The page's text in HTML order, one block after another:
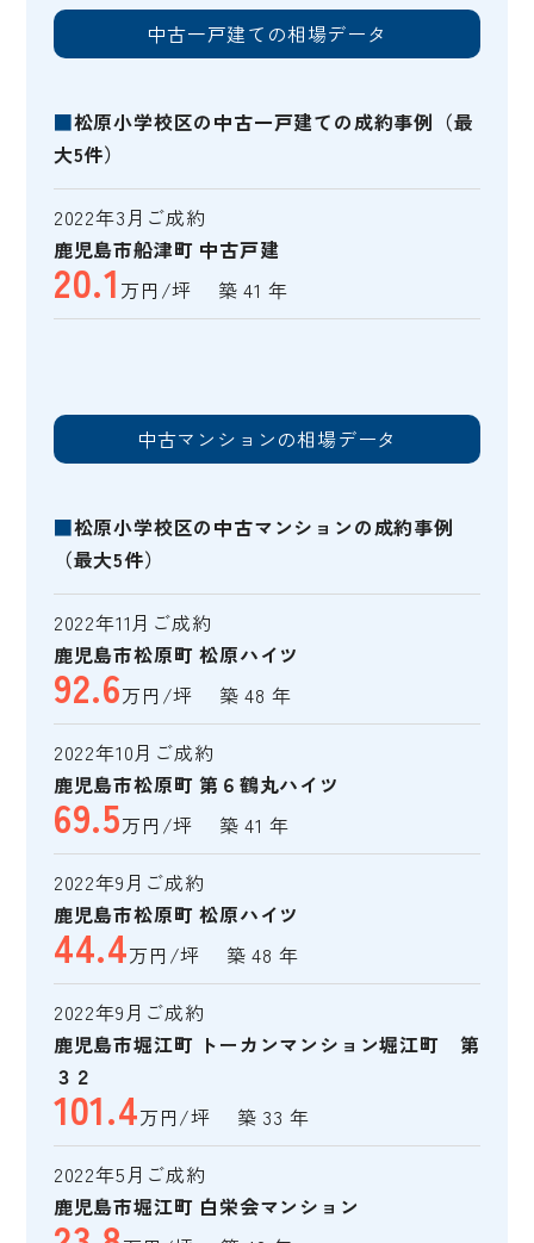
中古一戸建ての相場データ
■松原小学校区の中古一戸建ての成約事例（最
大5件）
2022年3月ご成約
鹿児島市船津町 中古戸建
20.1 万円/坪 築 41 年
中古マンションの相場データ
■松原小学校区の中古マンションの成約事例
（最大5件）
2022年11月ご成約
鹿児島市松原町 松原ハイツ
92.6万円/坪 築 48 年
2022年10月ご成約
鹿児島市松原町 第６鶴丸ハイツ
69.5万円/坪 築 41 年
2022年9月ご成約
鹿児島市松原町 松原ハイツ
44.4万円/坪 築 48 年
2022年9月ご成約
鹿児島市堀江町 トーカンマンション堀江町 第
３２
101.4万円/坪 築 33 年
2022年5月ご成約
鹿児島市堀江町 白栄会マンション